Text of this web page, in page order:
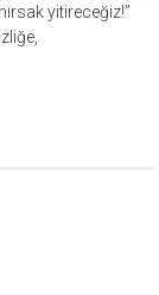
yitireceğiz!”